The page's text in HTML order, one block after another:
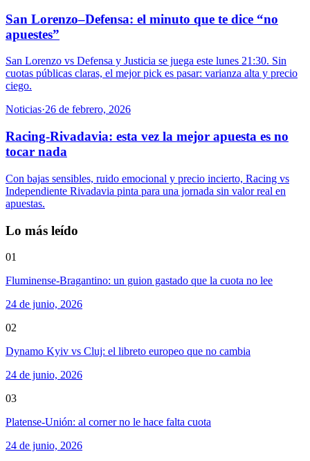
San Lorenzo–Defensa: el minuto que te dice “no
apuestes”
San Lorenzo vs Defensa y Justicia se juega este lunes 21:30. Sin
cuotas públicas claras, el mejor pick es pasar: varianza alta y precio
ciego.
Noticias·26 de febrero, 2026
Racing-Rivadavia: esta vez la mejor apuesta es no
tocar nada
Con bajas sensibles, ruido emocional y precio incierto, Racing vs
Independiente Rivadavia pinta para una jornada sin valor real en
apuestas.
Lo más leído
01
Fluminense-Bragantino: un guion gastado que la cuota no lee
24 de junio, 2026
02
Dynamo Kyiv vs Cluj: el libreto europeo que no cambia
24 de junio, 2026
03
Platense-Unión: al corner no le hace falta cuota
24 de junio, 2026